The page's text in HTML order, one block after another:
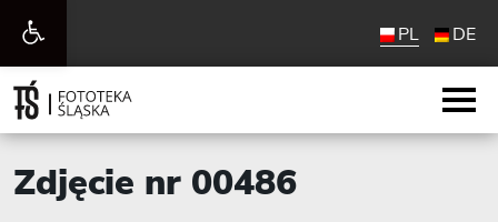
Otwórz
pasek
narzędzi
PL DE
Zdjęcie nr 00486